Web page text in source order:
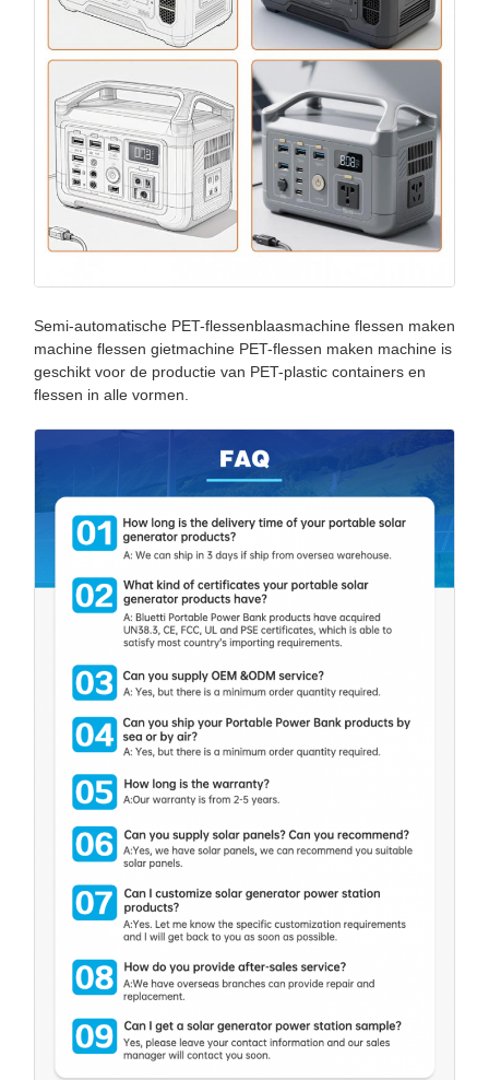
Semi-automatische PET-flessenblaasmachine flessen maken
machine flessen gietmachine PET-flessen maken machine is
geschikt voor de productie van PET-plastic containers en
flessen in alle vormen.